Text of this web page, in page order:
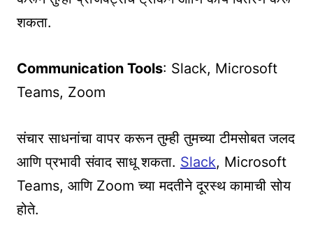
शकता.
Communication Tools: Slack, Microsoft
Teams, Zoom
संचार साधनांचा वापर करून तुम्ही तुमच्या टीमसोबत जलद
आणि प्रभावी संवाद साधू शकता. Slack, Microsoft
Teams, आणि Zoom च्या मदतीने दूरस्थ कामाची सोय
होते.